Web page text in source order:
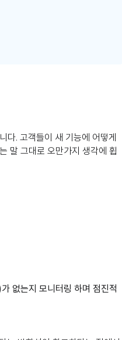
다. 고객들이 새 기능에 어떻게
말 그대로 오만가지 생각에 휩
없는지 모니터링 하며 점진적